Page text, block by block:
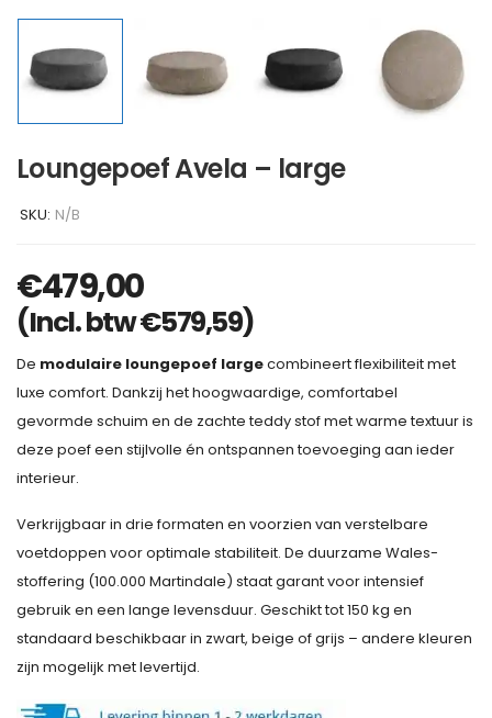
Loungepoef Avela – large
SKU: N/B
€479,00
(Incl. btw€579,59)
De modulaire loungepoef largecombineert flexibiliteit met
luxe comfort. Dankzij het hoogwaardige, comfortabel
gevormde schuim en de zachte teddy stof met warme textuur is
deze poef een stijlvolle én ontspannen toevoeging aan ieder
interieur.
Verkrijgbaar in drie formaten en voorzien van verstelbare
voetdoppen voor optimale stabiliteit. De duurzame Wales-
stoffering (100.000 Martindale) staat garant voor intensief
gebruik en een lange levensduur. Geschikt tot 150 kg en
standaard beschikbaar in zwart, beige of grijs – andere kleuren
zijn mogelijk met levertijd.